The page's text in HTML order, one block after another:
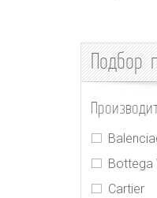
Подбор
Bottega
Cartier